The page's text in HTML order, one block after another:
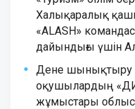
Халықаралық
«ALASH»
дайындығы үшін
Дене шынықтыру
оқушылардың
жұмыстары